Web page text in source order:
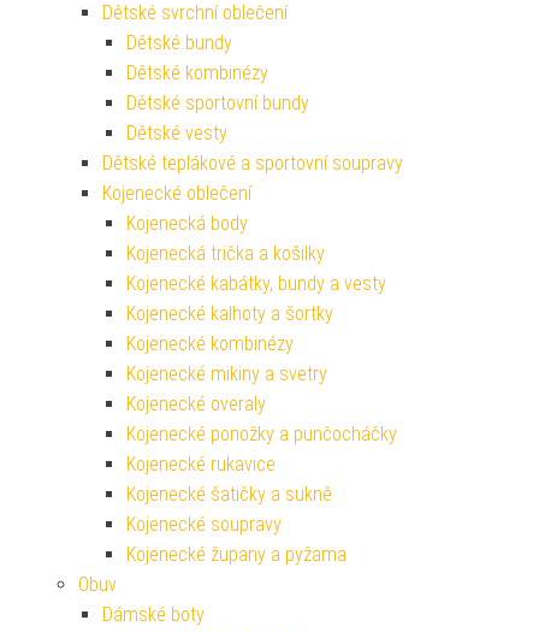
Dětské svrchní oblečení
Dětské bundy
Dětské kombinézy
Dětské sportovní bundy
Dětské vesty
Dětské teplákové a sportovní soupravy
Kojenecké oblečení
Kojenecká body
Kojenecká trička a košilky
Kojenecké kabátky, bundy a vesty
Kojenecké kalhoty a šortky
Kojenecké kombinézy
Kojenecké mikiny a svetry
Kojenecké overaly
Kojenecké ponožky a punčocháčky
Kojenecké rukavice
Kojenecké šatičky a sukně
Kojenecké soupravy
Kojenecké župany a pyžama
Obuv
Dámské boty